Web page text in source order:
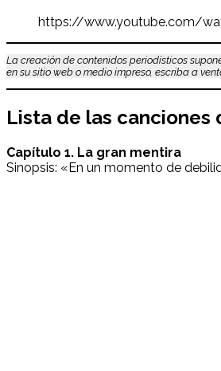
https://www.youtube.com/
La creación de contenidos periodísticos
en su sitio web o medio impreso, escriba a
Lista de las canciones
Capítulo 1. La gran mentira
Sinopsis: «En un momento de